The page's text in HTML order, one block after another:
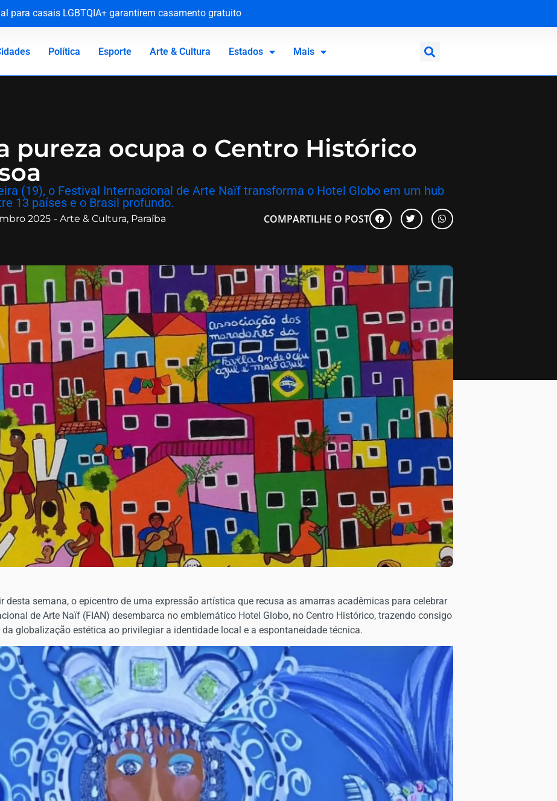
para casais LGBTQIA+ garantirem casamento gratuito
obras e explicações sobre colapso em pontes da BR-101
Inverno das Serras
de penitenciária de Nísia Floresta
Política Esporte Arte & Cultura Estados Mais
pureza ocupa o Centro Histórico
(19), o Festival Internacional de Arte Naïf transforma o Hotel Globo em um hub
13 países e o Brasil profundo.
2025 - Arte & Cultura, Paraíba COMPARTILHE O POST
desta semana, o epicentro de uma expressão artística que recusa as amarras acadêmicas para celebrar
de Arte Naïf (FIAN) desembarca no emblemático Hotel Globo, no Centro Histórico, trazendo consigo
globalização estética ao privilegiar a identidade local e a espontaneidade técnica.